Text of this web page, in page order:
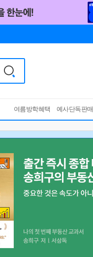
여름방학혜택 예사단독판매